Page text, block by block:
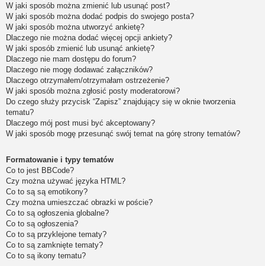
W jaki sposób można zmienić lub usunąć post?
W jaki sposób można dodać podpis do swojego posta?
W jaki sposób można utworzyć ankietę?
Dlaczego nie można dodać więcej opcji ankiety?
W jaki sposób zmienić lub usunąć ankietę?
Dlaczego nie mam dostępu do forum?
Dlaczego nie mogę dodawać załączników?
Dlaczego otrzymałem/otrzymałam ostrzeżenie?
W jaki sposób można zgłosić posty moderatorowi?
Do czego służy przycisk “Zapisz” znajdujący się w oknie tworzenia
tematu?
Dlaczego mój post musi być akceptowany?
W jaki sposób mogę przesunąć swój temat na górę strony tematów?
Formatowanie i typy tematów
Co to jest BBCode?
Czy można używać języka HTML?
Co to są są emotikony?
Czy można umieszczać obrazki w poście?
Co to są ogłoszenia globalne?
Co to są ogłoszenia?
Co to są przyklejone tematy?
Co to są zamknięte tematy?
Co to są ikony tematu?